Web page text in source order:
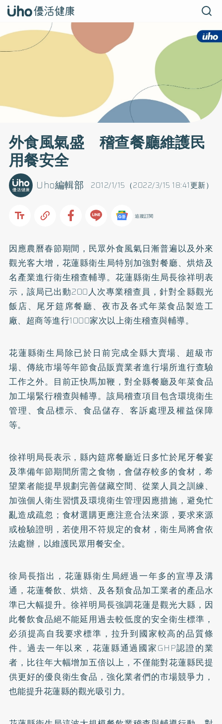
外食風氣盛 稽查餐廳維護民
用餐安全
2012/1/15（2022/3/15 18:41更新）
Uho編輯部
追蹤訂閱
因應農曆春節期間，民眾外食風氣日漸普遍以及外來
觀光客大增，花蓮縣衛生局特別加強對餐廳、烘焙及
名產業進行衛生稽查輔導。花蓮縣衛生局長徐祥明表
示，該局已出動200人次專業稽查員，針對全縣觀光
飯店、尾牙筵席餐廳、夜市及各式年菜食品製造工
廠、超商等進行1000家次以上衛生稽查與輔導。
花蓮縣衛生局除已於日前完成全縣大賣場、超級市
場、傳統市場等年節食品販賣業者進行場所進行查驗
工作之外。目前正快馬加鞭，對全縣餐廳及年菜食品
加工場緊行稽查與輔導。該局稽查項目包含環境衛生
管理、食品標示、食品儲存、客訴處理及權益保障
等。
徐祥明局長表示，縣內筵席餐廳近日多忙於尾牙餐宴
及準備年節期間所需之食物，會儲存較多的食材，希
望業者能提早規劃完善儲藏空間、從業人員之訓練、
加強個人衛生習慣及環境衛生管理因應措施，避免忙
亂造成疏忽；食材選購更應注意合法來源，要求來源
或檢驗證明，若使用不符規定的食材，衛生局將會依
法處辦，以維護民眾用餐安全。
徐局長指出，花蓮縣衛生局經過一年多的宣導及溝
通，花蓮餐飲、烘焙、及各類食品加工業者的產品水
準已大幅提升。徐祥明局長強調花蓮是觀光大縣，因
此餐飲食品絕不能延用過去較低度的安全衛生標準，
必須提高自我要求標準，拉升到國家較高的品質條
件。過去一年以來，花蓮縣通過國家GHP認證的業
者，比往年大幅增加五倍以上，不僅能對花蓮縣民提
供更好的優良衛生食品，強化業者們的市場競爭力，
也能提升花蓮縣的觀光吸引力。